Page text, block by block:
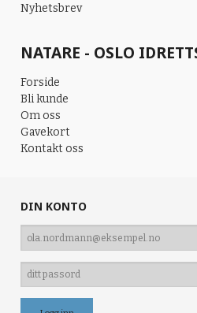
Nyhetsbrev
NATARE - OSLO
Forside
Bli kunde
Om oss
Gavekort
Kontakt oss
DIN KONTO